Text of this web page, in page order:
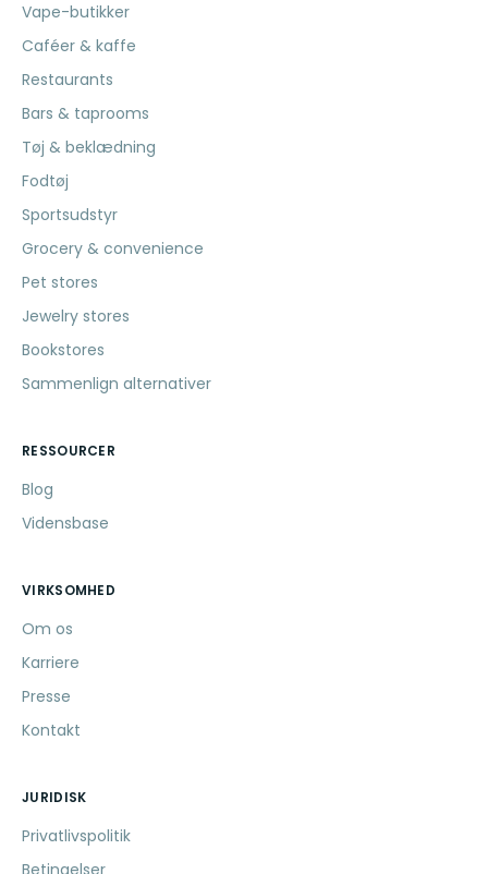
Vape-butikker
Caféer & kaffe
Restaurants
Bars & taprooms
Tøj & beklædning
Fodtøj
Sportsudstyr
Grocery & convenience
Pet stores
Jewelry stores
Bookstores
Sammenlign alternativer
RESSOURCER
Blog
Vidensbase
VIRKSOMHED
Om os
Karriere
Presse
Kontakt
JURIDISK
Privatlivspolitik